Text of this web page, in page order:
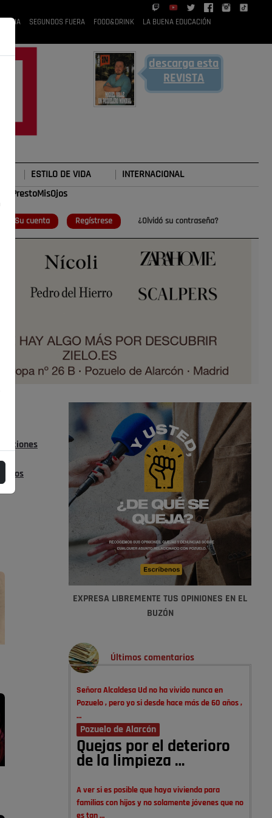
RUBIA SEGUNDOS FUERA FOOD&DRINK
LA BUENA EDUCACIÓN
descarga esta
REVISTA
ESTILO DE VIDA INTERNACIONAL
#TePrestoMisOjos
Su cuenta Regístrese ¿Olvidó su contraseña?
Elecciones
EXPRESA LIBREMENTE TUS OPINIONES EN EL
BUZÓN
Últimos comentarios
Señora Alcaldesa Ud no ha vivido nunca en
Pozuelo , pero yo si desde hace más de 60 años ,
…
Pozuelo de Alarcón
Quejas por el deterioro
de la limpieza …
A ver si es posible que haya vivienda para
familias con hijos y no solamente jóvenes que no
es tan …